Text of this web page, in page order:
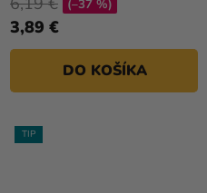
3,89 €
(–37 %)
DO KOŠÍKA
TIP